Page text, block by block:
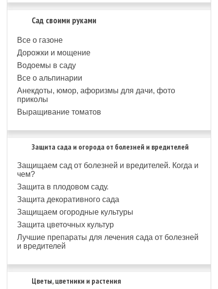
Сад своими руками
Все о газоне
Дорожки и мощение
Водоемы в саду
Все о альпинарии
Анекдоты, юмор, афоризмы для дачи, фото
приколы
Выращивание томатов
Защита сада и огорода от болезней и вредителей
Защищаем сад от болезней и вредителей. Когда и
чем?
Защита в плодовом саду.
Защита декоративного сада
Защищаем огородные культуры
Защита цветочных культур
Лучшие препараты для лечения сада от болезней
и вредителей
Цветы, цветники и растения